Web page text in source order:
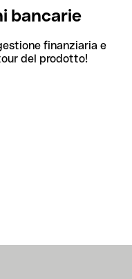
bancarie
finanziaria e
del prodotto!